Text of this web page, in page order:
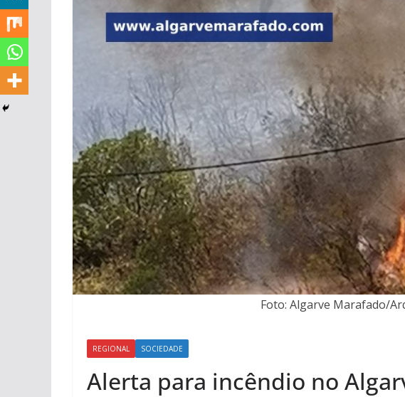
Foto: Algarve Marafado/
REGIONAL SOCIEDADE
Alerta para incêndio no